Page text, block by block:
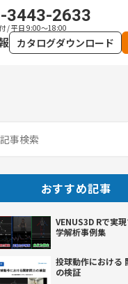
3443-2633
/ 平日 9:00～18:00
カタログダウンロード
おすすめ記事
VENUS3D Rで実
学解析事例集
投球動作における
の検証